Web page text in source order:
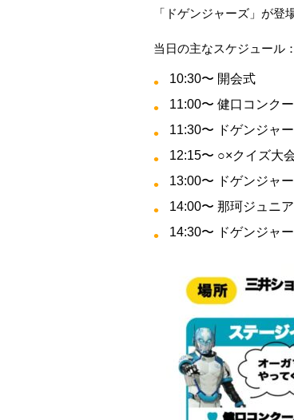
「ドゲンジャーズ」が登
当日の主なスケジュール：
10:30〜 開会式
11:00〜 健口コンク
11:30〜 ドゲンジャ
12:15〜 ○×クイズ大
13:00〜 ドゲンジャ
14:00〜 那珂ジュニ
14:30〜 ドゲンジャ